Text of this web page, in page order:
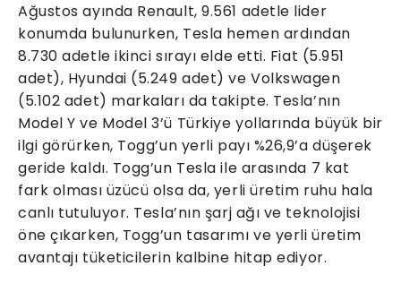
Ağustos ayında Renault, 9.561 adetle lider
konumda bulunurken, Tesla hemen ardından
8.730 adetle ikinci sırayı elde etti. Fiat (5.951
adet), Hyundai (5.249 adet) ve Volkswagen
(5.102 adet) markaları da takipte. Tesla’nın
Model Y ve Model 3’ü Türkiye yollarında büyük bir
ilgi görürken, Togg’un yerli payı %26,9’a düşerek
geride kaldı. Togg’un Tesla ile arasında 7 kat
fark olması üzücü olsa da, yerli üretim ruhu hala
canlı tutuluyor. Tesla’nın şarj ağı ve teknolojisi
öne çıkarken, Togg’un tasarımı ve yerli üretim
avantajı tüketicilerin kalbine hitap ediyor.